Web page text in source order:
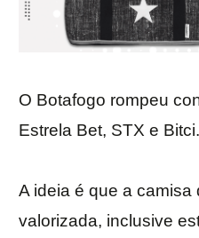
O Botafogo rompeu
Estrela Bet, STX e Bitci.
A ideia é que a camisa
valorizada, inclusive